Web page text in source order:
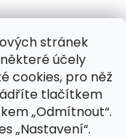
stránek
účely
cookies, pro něž
tlačítkem
„Odmítnout“.
„Nastavení“.